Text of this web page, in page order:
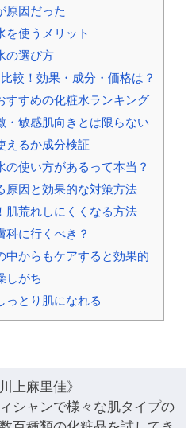
原因だった
を使うメリット
の選び方
較！効果・成分・価格は？
すすめの化粧水ランキング
・敏感肌向きとは限らない
えるか成分検証
の使い方があるって本当？
原因と効果的な対策方法
肌荒れしにくくなる方法
科に行くべき？
中からもケアすると効果的
しがち
っとり肌になれる
上麻里佳》
シャンで様々な肌タイプの